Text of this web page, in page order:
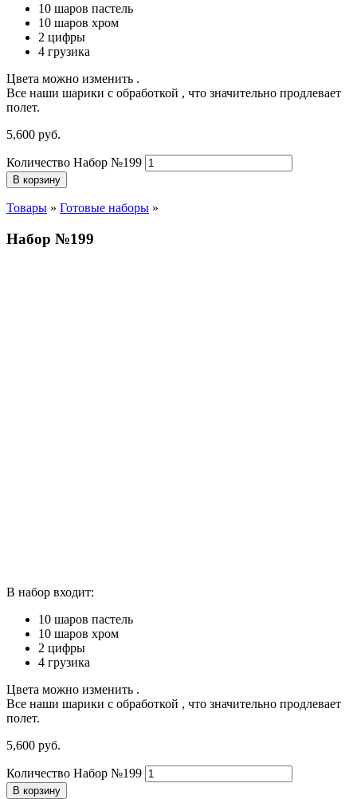
10 шаров пастель
10 шаров хром
2 цифры
4 грузика
Цвета можно изменить .
Все наши шарики с обработкой , что значительно продлевает
полет.
5,600 руб.
Количество Набор №199
В корзину
Товары » Готовые наборы »
Набор №199
В набор входит:
10 шаров пастель
10 шаров хром
2 цифры
4 грузика
Цвета можно изменить .
Все наши шарики с обработкой , что значительно продлевает
полет.
5,600 руб.
Количество Набор №199
В корзину